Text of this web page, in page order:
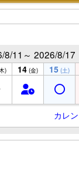
8/11～ 2026/8/17
) 14 (金) 15 (土)
カレ